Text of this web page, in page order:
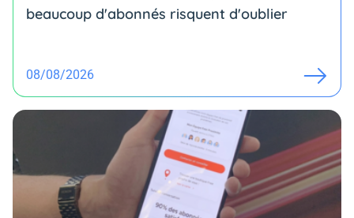
beaucoup d'abonnés risquent d'oublier
08/08/2026